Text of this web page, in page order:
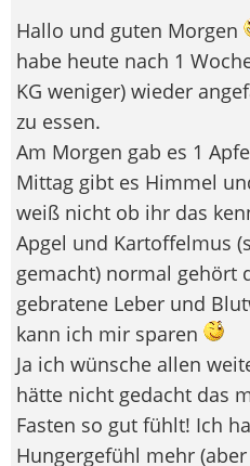
Hallo und guten Morgen
habe heute nach 1
KG weniger) wieder
zu essen.
Am Morgen gab es 1
Mittag gibt es Himmel
weiß nicht ob ihr das
Apgel und Kartoffelmus
gemacht) normal gehört
gebratene Leber und
kann ich mir sparen
Ja ich wünsche allen
hätte nicht gedacht das
Fasten so gut fühlt! Ich
Hungergefühl mehr